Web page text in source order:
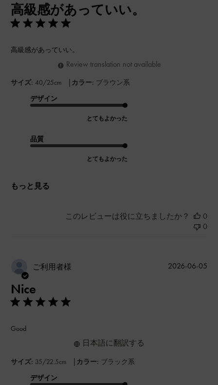
高級感があっていい。
高級感があっていい。
サイズ: 40/25cm | カラー: ブラウン系
デザイン
とてもよかった
品質
とてもよかった
もっと見る
Review translation not available
このレビューは役に立ちましたか？
0
0
ご利用者様
Nice
Good
サイズ: 35/22.5cm | カラー: ブラック系
デザイン
日本語に翻訳する
公
2026-06-05